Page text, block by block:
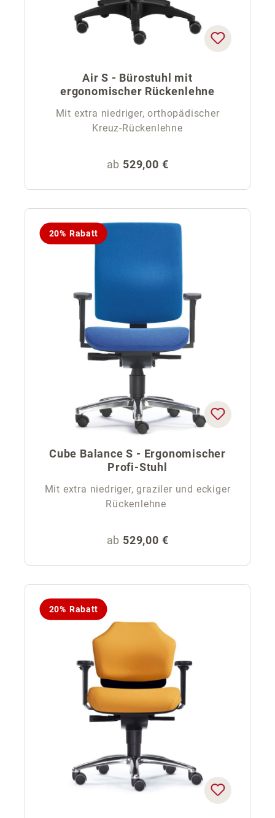
Air S - Bürostuhl mit
ergonomischer Rückenlehne
Mit extra niedriger, orthopädischer
Kreuz-Rückenlehne
Regulärer Preis:
ab 529,00 €
20% Rabatt
Cube Balance S - Ergonomischer
Profi-Stuhl
Mit extra niedriger, graziler und eckiger
Rückenlehne
Regulärer Preis:
ab 529,00 €
20% Rabatt